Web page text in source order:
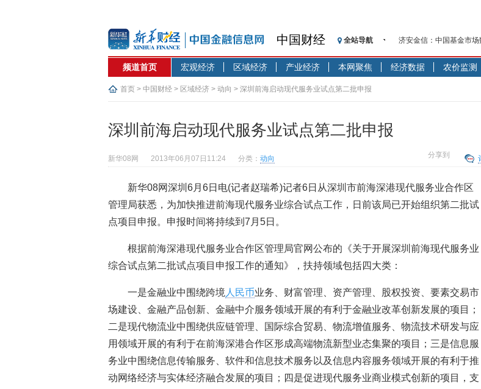
中国财经 全站导航
济安金信：中国基金市场
记者手记：疫情下的香
【见·闻】疫情下一家香
济安金信：中国基金市
【新华财经调查】同业
央行公开市场净投放300
基本面及股市双轮冲击
沥青期货连续两日涨逾
恒生聚源：北斗收官之
济安金信：中国基金市场
频道首页 宏观经济 区域经济 产业经济 本网聚焦 经济数据 农价监测
首页 > 中国财经 > 区域经济 > 动向 > 深圳前海启动现代服务业试点第二批申报
深圳前海启动现代服务业试点第二批申报
分享到
新华08网 2013年06月07日11:24 分类： 动向
新华08网深圳6月6日电(记者赵瑞希)记者6日从深圳市前海深港现代服务业合作区
管理局获悉，为加快推进前海现代服务业综合试点工作，日前该局已开始组织第二批试
点项目申报。申报时间将持续到7月5日。
根据前海深港现代服务业合作区管理局官网公布的《关于开展深圳前海现代服务业
综合试点第二批试点项目申报工作的通知》，扶持领域包括四大类：
一是金融业中围绕跨境 人民币业务、财富管理、资产管理、股权投资、要素交易市
场建设、金融产品创新、金融中介服务领域开展的有利于金融业改革创新发展的项目；
二是现代物流业中围绕供应链管理、国际综合贸易、物流增值服务、物流技术研发与应
用领域开展的有利于在前海深港合作区形成高端物流新型业态集聚的项目；三是信息服
务业中围绕信息传输服务、软件和信息技术服务以及信息内容服务领域开展的有利于推
动网络经济与实体经济融合发展的项目；四是促进现代服务业商业模式创新的项目，支